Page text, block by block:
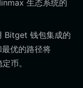
生态系统的
Bitget 钱包集成的
优的路径将
币。